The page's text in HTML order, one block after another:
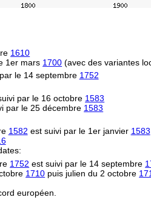
1610
1er mars 1700 (avec des variantes
le 14 septembre 1752
par le 16 octobre 1583
par le 25 décembre 1583
1582 est suivi par le 1er janvier 1583
1752 est suivi par le 14 septembre
1710 puis julien du 2 octobre
européen.